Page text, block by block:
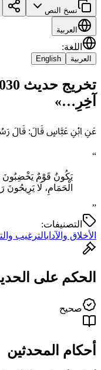
نسخ النص
العربية
اللغة:
العربية English
آخِرِ…»
عَنِ ابْنِ عَبَّاسٍ قَالَ: قَالَ
“
يَكُونُ قَوْمٌ يَخْضِبُونَ
‌الْحَمَامِ، لَا يَرِيحُونَ
”
التصنيفات:
الأخلاق والآدابالترغيب
الحكم على
صحيح
أحكام المحدثين